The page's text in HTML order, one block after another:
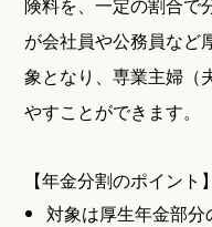
が会社員や公務員など
象となり、専業主婦（
やすことができます。
【年金分割のポイント】
対象は厚生年金部分